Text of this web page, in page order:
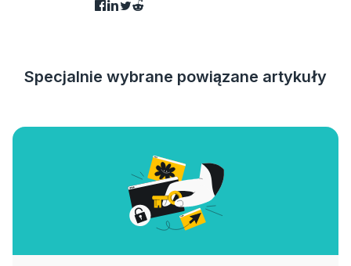
Specjalnie wybrane powiązane artykuły